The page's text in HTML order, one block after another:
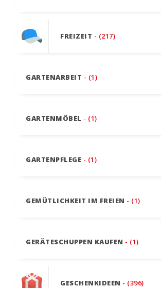
FREIZEIT - (217)
GARTENARBEIT - (1)
GARTENMÖBEL - (1)
GARTENPFLEGE - (1)
GEMÜTLICHKEIT IM FREIEN - (1)
GERÄTESCHUPPEN KAUFEN - (1)
GESCHENKIDEEN - (396)